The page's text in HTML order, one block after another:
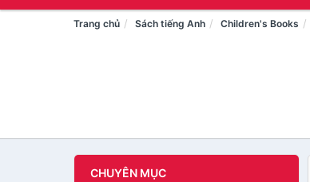
Trang chủ Sách tiếng Anh Children's Books
CHUYÊN MỤC